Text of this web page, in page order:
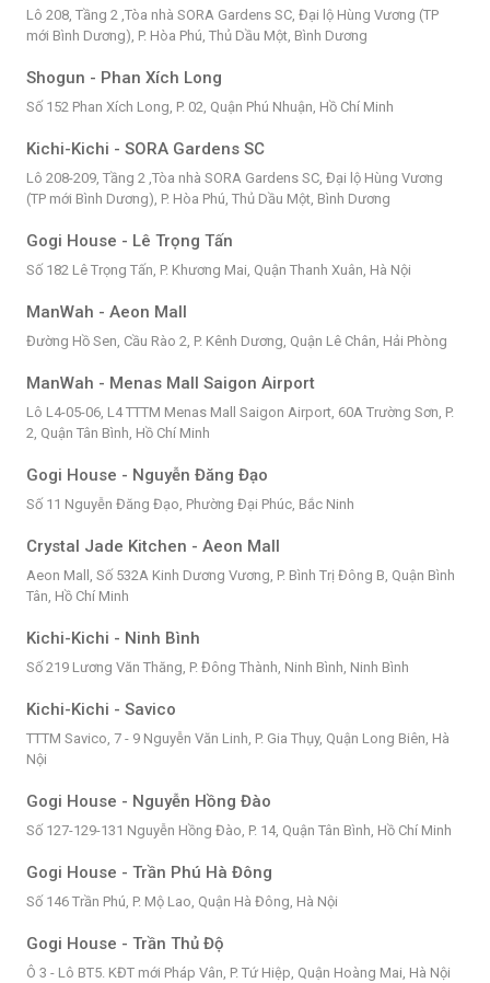
Lô 208, Tầng 2 ,Tòa nhà SORA Gardens SC, Đại lộ Hùng Vương (TP
mới Bình Dương), P. Hòa Phú, Thủ Dầu Một, Bình Dương
Shogun - Phan Xích Long
Số 152 Phan Xích Long, P. 02, Quận Phú Nhuận, Hồ Chí Minh
Kichi-Kichi - SORA Gardens SC
Lô 208-209, Tầng 2 ,Tòa nhà SORA Gardens SC, Đại lộ Hùng Vương
(TP mới Bình Dương), P. Hòa Phú, Thủ Dầu Một, Bình Dương
Gogi House - Lê Trọng Tấn
Số 182 Lê Trọng Tấn, P. Khương Mai, Quận Thanh Xuân, Hà Nội
ManWah - Aeon Mall
Đường Hồ Sen, Cầu Rào 2, P. Kênh Dương, Quận Lê Chân, Hải Phòng
ManWah - Menas Mall Saigon Airport
Lô L4-05-06, L4 TTTM Menas Mall Saigon Airport, 60A Trường Sơn, P.
2, Quận Tân Bình, Hồ Chí Minh
Gogi House - Nguyễn Đăng Đạo
Số 11 Nguyễn Đăng Đạo, Phường Đại Phúc, Bắc Ninh
Crystal Jade Kitchen - Aeon Mall
Aeon Mall, Số 532A Kinh Dương Vương, P. Bình Trị Đông B, Quận Bình
Tân, Hồ Chí Minh
Kichi-Kichi - Ninh Bình
Số 219 Lương Văn Thăng, P. Đông Thành, Ninh Bình, Ninh Bình
Kichi-Kichi - Savico
TTTM Savico, 7 - 9 Nguyễn Văn Linh, P. Gia Thụy, Quận Long Biên, Hà
Nội
Gogi House - Nguyễn Hồng Đào
Số 127-129-131 Nguyễn Hồng Đào, P. 14, Quận Tân Bình, Hồ Chí Minh
Gogi House - Trần Phú Hà Đông
Số 146 Trần Phú, P. Mộ Lao, Quận Hà Đông, Hà Nội
Gogi House - Trần Thủ Độ
Ô 3 - Lô BT5. KĐT mới Pháp Vân, P. Tứ Hiệp, Quận Hoàng Mai, Hà Nội